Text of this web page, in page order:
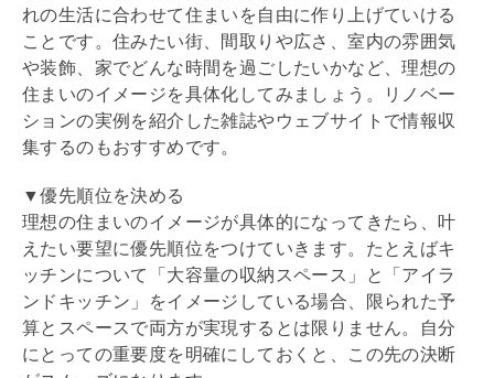
れの生活に合わせて住まいを自由に作り上げていける
ことです。住みたい街、間取りや広さ、室内の雰囲気
や装飾、家でどんな時間を過ごしたいかなど、理想の
住まいのイメージを具体化してみましょう。
リノベー
ションの実例を紹介した雑誌やウェブサイトで情報収
集するのもおすすめです。
▼優先順位を決める
理想の住まいのイメージが具体的になってきたら、叶
えたい要望に優先順位をつけていきます。たとえばキ
ッチンについて「大容量の収納スペース」と「 アイラ
ンドキッチン 」をイメージしている場合、限られた予
算とスペースで両方が実現するとは限りません。自分
にとっての重要度を明確にしておくと、この先の決断